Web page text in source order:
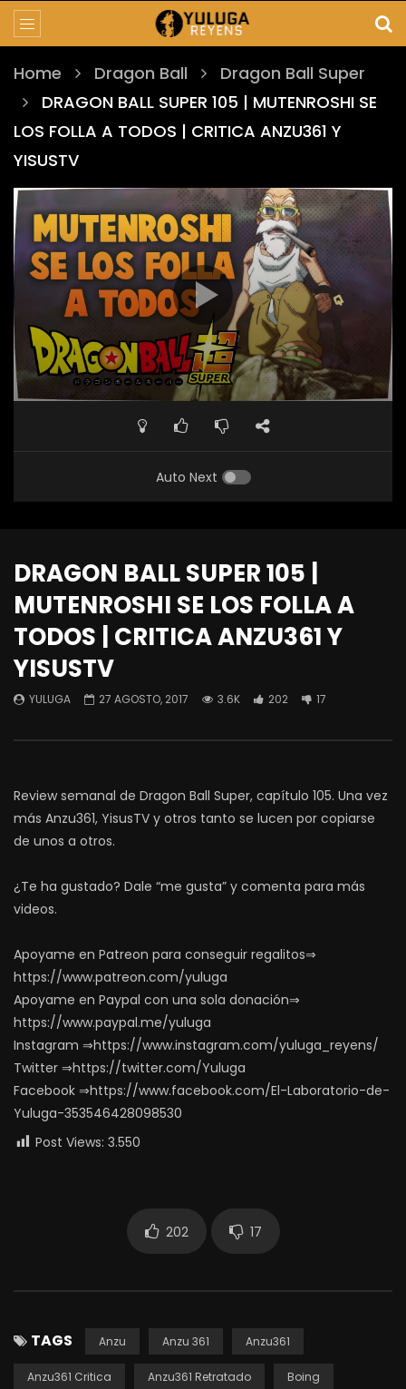
Home Dragon Ball
Dragon Ball Super
DRAGON BALL SUPER 105 | MUTENROSHI SE
LOS FOLLA A TODOS | CRITICA ANZU361 Y
YISUSTV
Auto Next
DRAGON BALL SUPER 105 |
MUTENROSHI SE LOS FOLLA A
TODOS | CRITICA ANZU361 Y
YISUSTV
YULUGA 27 AGOSTO, 2017 3.6K 202 17
Review semanal de Dragon Ball Super, capítulo 105. Una vez
más Anzu361, YisusTV y otros tanto se lucen por copiarse
de unos a otros.
¿Te ha gustado? Dale “me gusta” y comenta para más
videos.
Apoyame en Patreon para conseguir regalitos⇒
https://www.patreon.com/yuluga
Apoyame en Paypal con una sola donación⇒
https://www.paypal.me/yuluga
Instagram ⇒https://www.instagram.com/yuluga_reyens/
Twitter ⇒https://twitter.com/Yuluga
Facebook ⇒https://www.facebook.com/El-Laboratorio-de-
Yuluga-353546428098530
Post Views: 3.550
202 17
TAGS Anzu Anzu 361 Anzu361
Anzu361 Critica Anzu361 Retratado Boing